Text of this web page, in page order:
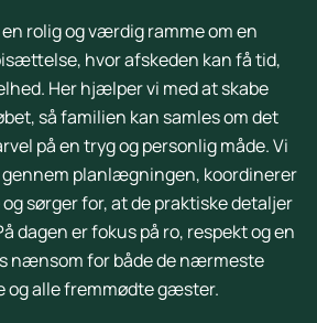
rolig og værdig ramme om en
hvor afskeden kan få tid,
Her hjælper vi med at skabe
så familien kan samles om det
på en tryg og personlig måde. Vi
gennem planlægningen, koordinerer
sørger for, at de praktiske detaljer
dagen er fokus på ro, respekt og en
nænsom for både de nærmeste
og alle fremmødte gæster.